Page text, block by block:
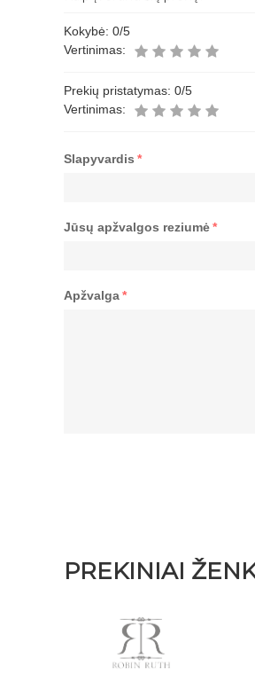
Kokybė: 0/5
Vertinimas:
Prekių pristatymas: 0/5
Vertinimas:
*
Slapyvardis
*
Jūsų apžvalgos reziumė
*
Apžvalga
PREKINIAI